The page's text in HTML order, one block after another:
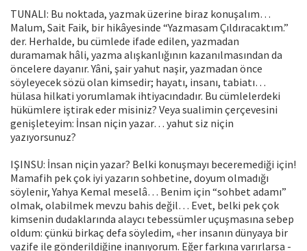
TUNALI: Bu noktada, yazmak üzerine biraz konuşalım…
Malum, Sait Faik, bir hikâyesinde “Yazmasam Çıldıracaktım.”
der. Herhalde, bu cümlede ifade edilen, yazmadan
duramamak hâli, yazma alışkanlığının kazanılmasından da
öncelere dayanır. Yâni, şair yahut naşir, yazmadan önce
söyleyecek sözü olan kimsedir; hayatı, insanı, tabiatı…
hülasa hilkati yorumlamak ihtiyacındadır. Bu cümlelerdeki
hükümlere iştirak eder misiniz? Veya sualimin çerçevesini
genişleteyim: İnsan niçin yazar… yahut siz niçin
yazıyorsunuz?
IŞINSU: İnsan niçin yazar? Belki konuşmayı beceremediği için!
Mamafih pek çok iyi yazarın sohbetine, doyum olmadığı
söylenir, Yahya Kemal meselâ… Benim için “sohbet adamı”
olmak, olabilmek mevzu bahis değil… Evet, belki pek çok
kimsenin dudaklarında alaycı tebessümler uçuşmasına sebep
oldum: çünkü birkaç defa söyledim, «her insanın dünyaya bir
vazife ile gönderildiğine inanıyorum. Eğer farkına varırlarsa -